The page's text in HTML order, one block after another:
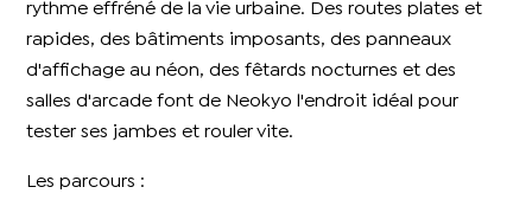
rythme effréné de la vie urbaine. Des routes plates et
rapides, des bâtiments imposants, des panneaux
d'affichage au néon, des fêtards nocturnes et des
salles d'arcade font de Neokyo l'endroit idéal pour
tester ses jambes et rouler vite.
Les parcours :